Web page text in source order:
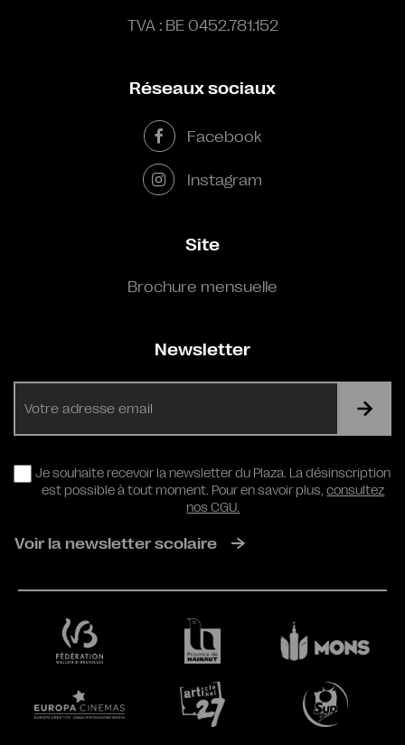
TVA : BE 0452.781.152
Réseaux sociaux
Facebook
Instagram
Site
Brochure mensuelle
Newsletter
RGPD
Je souhaite recevoir la newsletter du Plaza. La désinscription
est possible à tout moment. Pour en savoir plus,consultez
nos CGU.
Voir la newsletter scolaire